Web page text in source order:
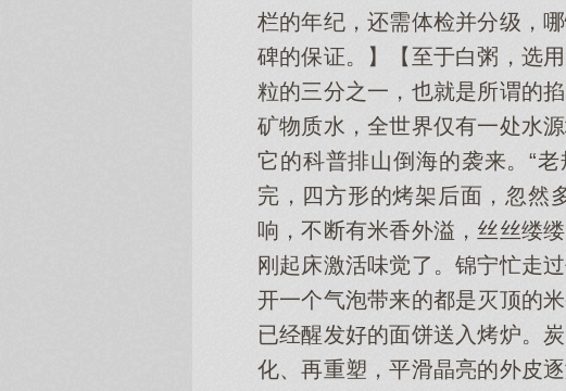
栏的年纪，还需体检并分级，
碑的保证。】【至于白粥，选
粒的三分之一，也就是所谓的
矿物质水，全世界仅有一处水
它的科普排山倒海的袭来。“
完，四方形的烤架后面，忽然
响，不断有米香外溢，丝丝缕
刚起床激活味觉了。锦宁忙走
开一个气泡带来的都是灭顶的
已经醒发好的面饼送入烤炉。
化、再重塑，平滑晶亮的外皮